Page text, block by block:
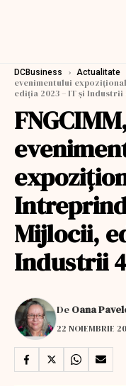
DCBusiness › Actualitate
evenimentului
ediția 2023 – IT și Industrii
Mijlocii,
Industrii
De Oana
22 NOIEMBRIE